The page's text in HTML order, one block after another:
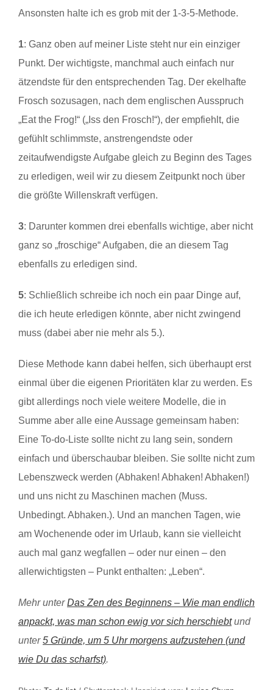
Ansonsten halte ich es grob mit der 1-3-5-Methode.
1: Ganz oben auf meiner Liste steht nur ein einziger
Punkt. Der wichtigste, manchmal auch einfach nur
ätzendste für den entsprechenden Tag. Der ekelhafte
Frosch sozusagen, nach dem englischen Ausspruch
„Eat the Frog!“ („Iss den Frosch!“), der empfiehlt, die
gefühlt schlimmste, anstrengendste oder
zeitaufwendigste Aufgabe gleich zu Beginn des Tages
zu erledigen, weil wir zu diesem Zeitpunkt noch über
die größte Willenskraft verfügen.
3: Darunter kommen drei ebenfalls wichtige, aber nicht
ganz so „froschige“ Aufgaben, die an diesem Tag
ebenfalls zu erledigen sind.
5: Schließlich schreibe ich noch ein paar Dinge auf,
die ich heute erledigen könnte, aber nicht zwingend
muss (dabei aber nie mehr als 5.).
Diese Methode kann dabei helfen, sich überhaupt erst
einmal über die eigenen Prioritäten klar zu werden. Es
gibt allerdings noch viele weitere Modelle, die in
Summe aber alle eine Aussage gemeinsam haben:
Eine To-do-Liste sollte nicht zu lang sein, sondern
einfach und überschaubar bleiben. Sie sollte nicht zum
Lebenszweck werden (Abhaken! Abhaken! Abhaken!)
und uns nicht zu Maschinen machen (Muss.
Unbedingt. Abhaken.). Und an manchen Tagen, wie
am Wochenende oder im Urlaub, kann sie vielleicht
auch mal ganz wegfallen – oder nur einen – den
allerwichtigsten – Punkt enthalten: „Leben“.
Mehr unterDas Zen des Beginnens – Wie man endlich
anpackt, was man schon ewig vor sich herschiebtund
unter5 Gründe, um 5 Uhr morgens aufzustehen (und
wie Du das scharfst).